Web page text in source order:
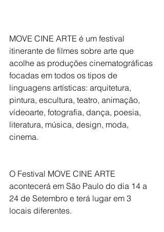
MOVE CINE ARTE é um festival
itinerante de filmes sobre arte que
acolhe as produções cinematográficas
focadas em todos os tipos de
linguagens artísticas: arquitetura,
pintura, escultura, teatro, animação,
vídeoarte, fotografia, dança, poesia,
literatura, música, design, moda,
cinema.
O Festival MOVE CINE ARTE
acontecerá em São Paulo do dia 14 a
24 de Setembro e terá lugar em 3
locais diferentes.